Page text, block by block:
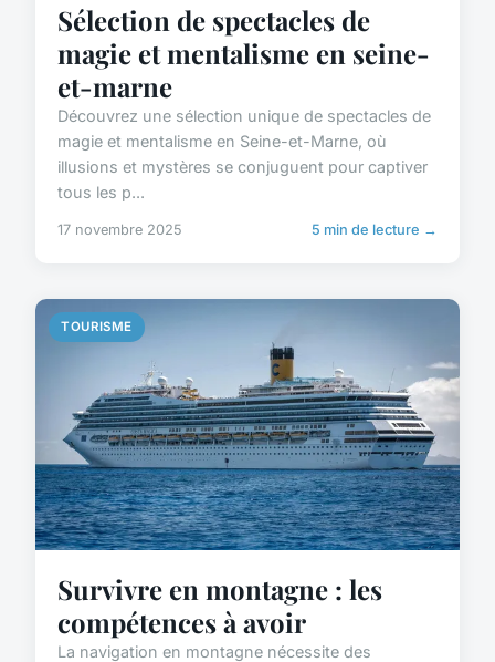
Sélection de spectacles de
magie et mentalisme en seine-
et-marne
Découvrez une sélection unique de spectacles de
magie et mentalisme en Seine-et-Marne, où
illusions et mystères se conjuguent pour captiver
tous les p...
17 novembre 2025 5 min de lecture →
TOURISME
Survivre en montagne : les
compétences à avoir
La navigation en montagne nécessite des